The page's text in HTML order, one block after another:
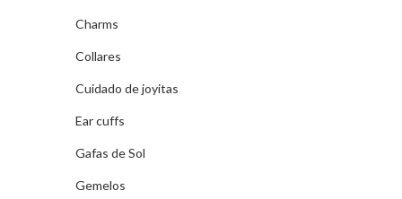
Charms
Collares
Cuidado de joyitas
Ear cuffs
Gafas de Sol
Gemelos